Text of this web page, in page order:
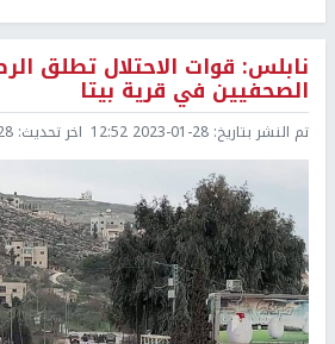
نابلس: قوات الاحتلال تطلق
الصحفيين في قرية بيتا
تم النشر بتاريخ: 2023-01-28 12:52 اخر تحديث: